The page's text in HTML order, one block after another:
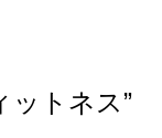
ットネス”